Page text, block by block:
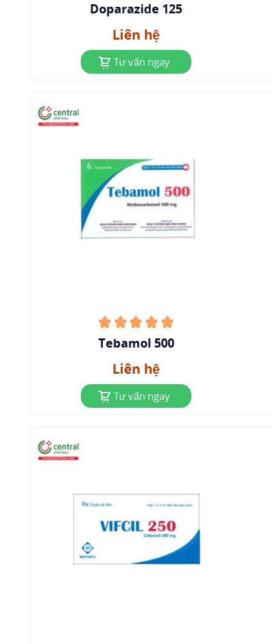
Doparazide 125
Liên hệ
Tư vấn ngay
Tebamol 500
Liên hệ
Tư vấn ngay